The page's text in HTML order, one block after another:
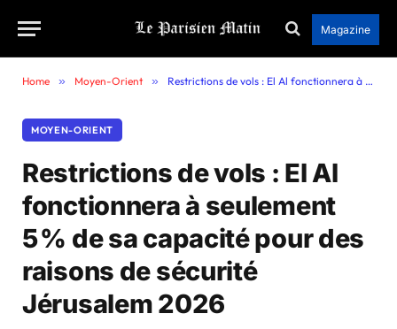
Magazine
Home » Moyen-Orient » Restrictions de vols : El Al fonctionnera à seulement 5 % de sa capacité pour des raisons de sécurité Jérusalem 2026
MOYEN-ORIENT
Restrictions de vols : El Al
fonctionnera à seulement
5 % de sa capacité pour des
raisons de sécurité
Jérusalem 2026